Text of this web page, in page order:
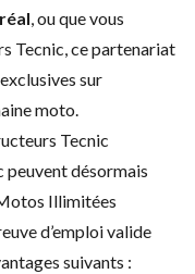
, ou que vous
Tecnic, ce partenariat
sur
moto.
Tecnic
peuvent désormais
Illimitées
d’emploi valide
suivants :